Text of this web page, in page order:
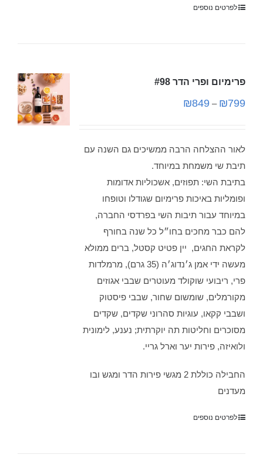
לפרטים נוספים
פרימיום ופרי הדר #98
₪799
–
₪849
לאור ההצלחה הרבה ממשיכים גם השנה עם
תיבת שי משמחת במיוחד.
בתיבת השי: תפוזים, אשכוליות אדומות
ופומליות באיכות פרימיום שגודלו וטופחו
במיוחד עבור תיבות השי בפרדסי החברה,
להם כבר מחכים בחו״ל כל שנה בחורף
לקראת החגים, יין פטיט קסטל, ברים ממולא
מעשה ידי אמן ג׳נדוג׳ה (35 גרם), מרמלדות
פרי, ריבועי שוקולד מעוטרים שבבי אגוזים
מקורמלים, שומשום שחור, שבבי פיסטוק
ושבבי קקאו, עוגיות סהרוני שקדים, שקדים
מסוכרים וחליטות תה יוקרתית; נענע, לימונית
ולואיזה, פירות יער וארל גריי.
החבילה כוללת 2 מגשי פירות הדר ומגש ובו
מעדנים
לפרטים נוספים